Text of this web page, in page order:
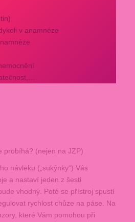
v anamnéze
probíhá? (nejen na JZP)
návleku („sukýnky“) Vás
a nastaví jeden z šesti
vhodný. Poté se přístroj spustí
rychlost chůze na páse. Na
které Vám pomohou při